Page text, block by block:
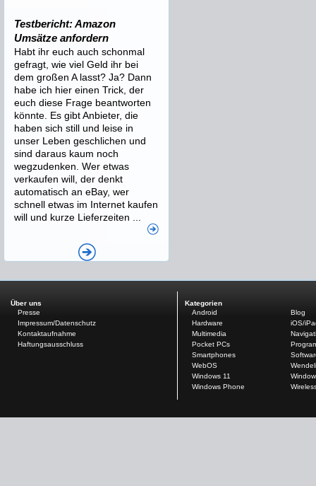
Testbericht: Amazon
Umsätze anfordern
Habt ihr euch auch schonmal
gefragt, wie viel Geld ihr bei
dem großen A lasst? Ja? Dann
habe ich hier einen Trick, der
euch diese Frage beantworten
könnte. Es gibt Anbieter, die
haben sich still und leise in
unser Leben geschlichen und
sind daraus kaum noch
wegzudenken. Wer etwas
verkaufen will, der denkt
automatisch an eBay, wer
schnell etwas im Internet kaufen
will und kurze Lieferzeiten ...
Über uns
Presse
Impressum/Datenschutz
Kontaktaufnahme
Haftungsausschluss
Kategorien
Android
Blog
Hardware
iOS/
Multimedia
Pocket PCs
Smartphones
WebOS
Windows 11
Windows Phone